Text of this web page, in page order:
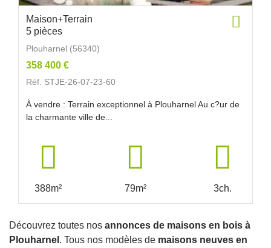
Maison+Terrain
5 pièces
Plouharnel (56340)
358 400 €
Réf. STJE-26-07-23-60
À vendre : Terrain exceptionnel à Plouharnel Au c?ur de
la charmante ville de...
388m² 79m² 3ch.
Découvrez toutes nos annonces de maisons en bois à
Plouharnel . Tous nos modèles de maisons neuves en